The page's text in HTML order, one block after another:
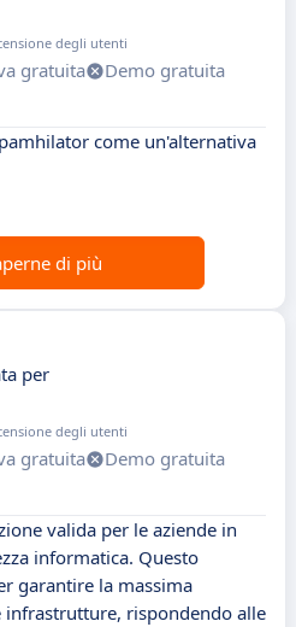
degli utenti
gratuita
Demo gratuita
come un'alternativa
di più
per
degli utenti
gratuita
Demo gratuita
valida per le aziende in
informatica. Questo
garantire la massima
infrastrutture, rispondendo alle